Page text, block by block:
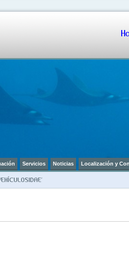
Servicios Noticias Localización y